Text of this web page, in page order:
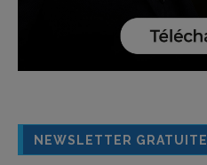
NEWSLETTER GRATUITE